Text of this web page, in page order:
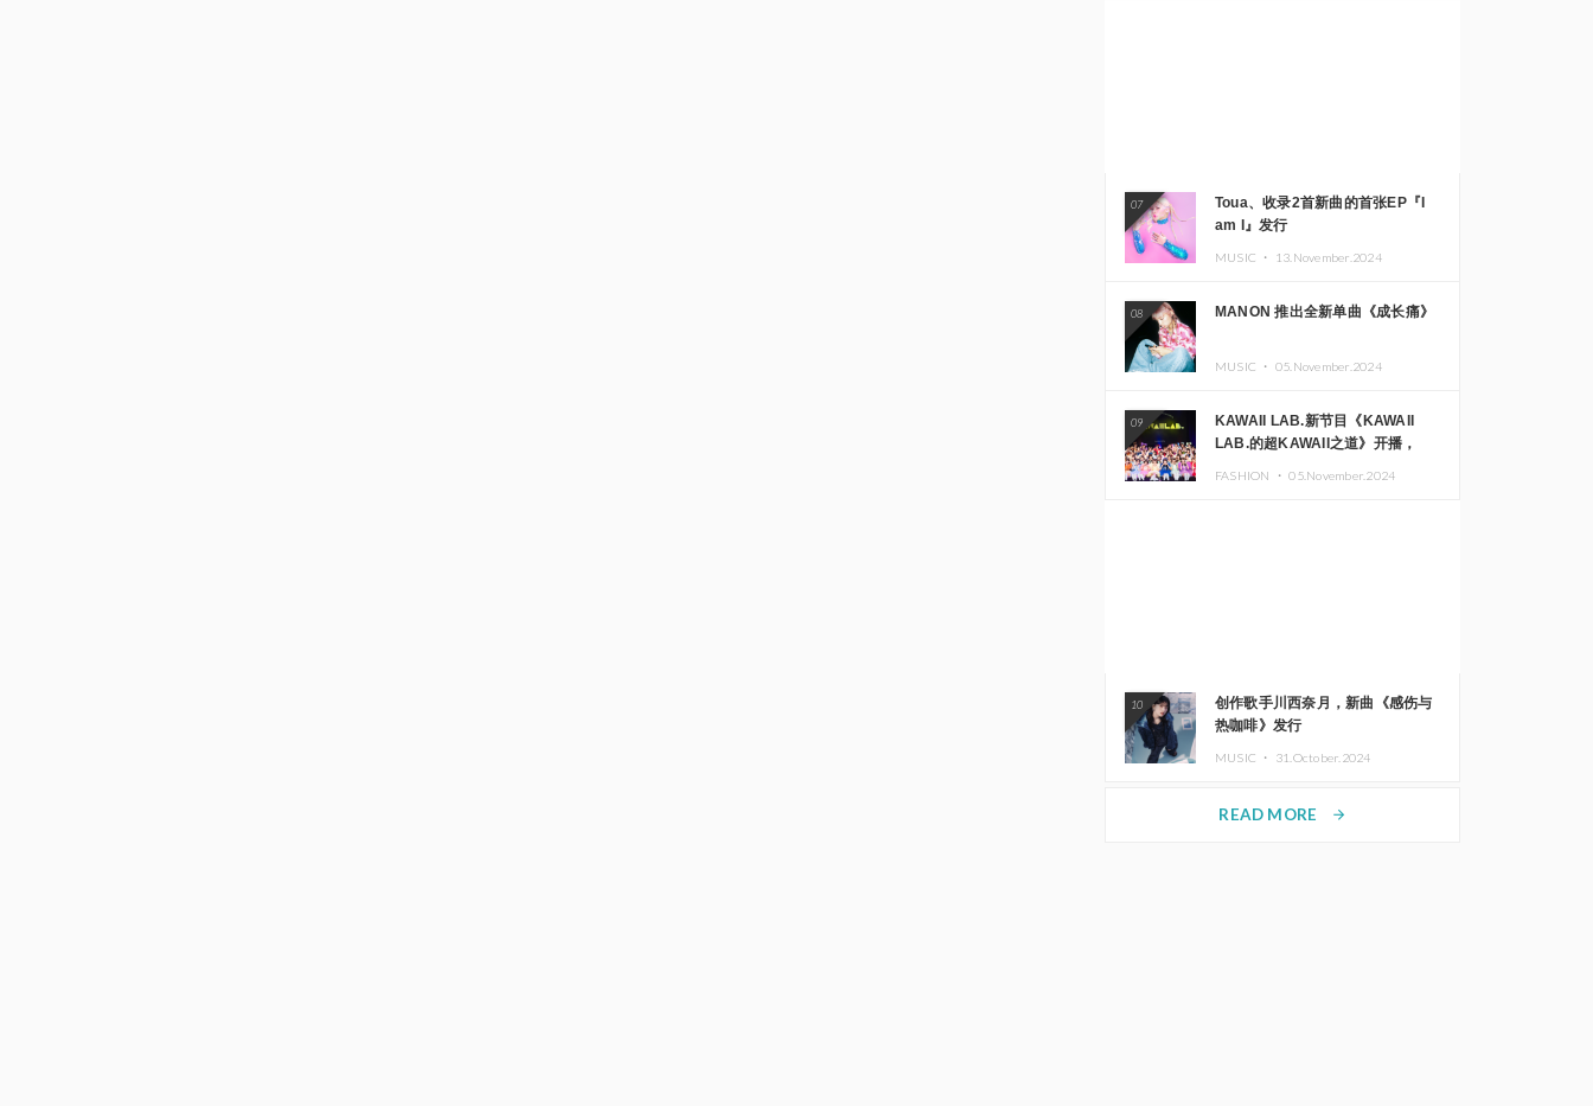
07
Toua、收录2首新曲的首张EP『I
am I』发行
MUSIC ・ 13.November.2024
08 MANON 推出全新单曲《成长痛》
MUSIC ・ 05.November.2024
09
KAWAII LAB.新节目《KAWAII
LAB.的超KAWAII之道》开播，
FASHION ・05.November.2024
10
创作歌手川西奈月，新曲《感伤与
热咖啡》发行
MUSIC ・ 31.October.2024
READ MORE arrow_forward